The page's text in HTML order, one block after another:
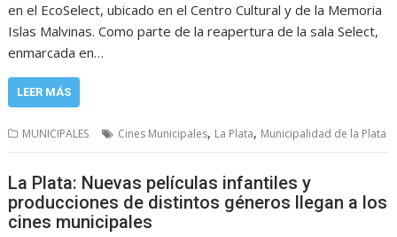
en el EcoSelect, ubicado en el Centro Cultural y de la Memoria
Islas Malvinas. Como parte de la reapertura de la sala Select,
enmarcada en…
LEER MÁS
MUNICIPALES Cines Municipales, La Plata, Municipalidad de la Plata
La Plata: Nuevas películas infantiles y
producciones de distintos géneros llegan a los
cines municipales